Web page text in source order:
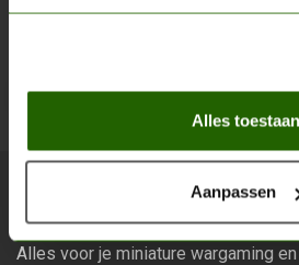
Alles toestaan
Aanpassen
Abonneer je op
Blijf op de hoogte over
Scenery Workshop BV
Alles voor je miniature wargaming